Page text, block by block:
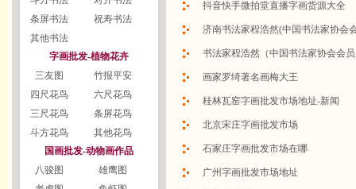
条屏书法
祝寿书法
其他书法
字画批发-植物花卉
三友图
竹报平安
四尺花鸟
六尺花鸟
三尺花鸟
条屏花鸟
斗方花鸟
其他花鸟
国画批发-动物画作品
八骏图
雄鹰图
抖音快手微拍堂直播字画货源大全
济南书法家程浩然(中国书法家协会
书法家程浩然（中国书法家协会会
画家罗绮著名画梅大王
桂林瓦窑字画批发市场地址-新闻
北京宋庄字画批发市场
石家庄字画批发市场在哪
广州字画批发市场地址